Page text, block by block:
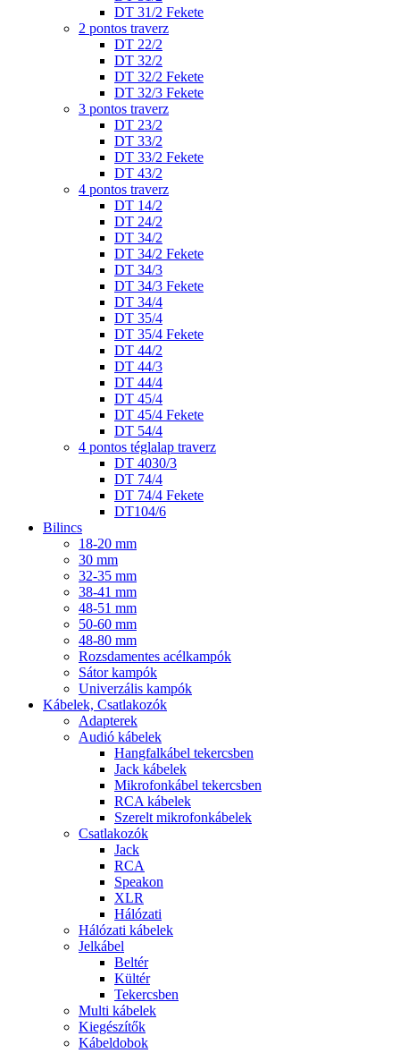
DT 31/2 Fekete
2 pontos traverz
DT 22/2
DT 32/2
DT 32/2 Fekete
DT 32/3 Fekete
3 pontos traverz
DT 23/2
DT 33/2
DT 33/2 Fekete
DT 43/2
4 pontos traverz
DT 14/2
DT 24/2
DT 34/2
DT 34/2 Fekete
DT 34/3
DT 34/3 Fekete
DT 34/4
DT 35/4
DT 35/4 Fekete
DT 44/2
DT 44/3
DT 44/4
DT 45/4
DT 45/4 Fekete
DT 54/4
4 pontos téglalap traverz
DT 4030/3
DT 74/4
DT 74/4 Fekete
DT104/6
Bilincs
18-20 mm
30 mm
32-35 mm
38-41 mm
48-51 mm
50-60 mm
48-80 mm
Rozsdamentes acélkampók
Sátor kampók
Univerzális kampók
Kábelek, Csatlakozók
Adapterek
Audió kábelek
Hangfalkábel tekercsben
Jack kábelek
Mikrofonkábel tekercsben
RCA kábelek
Szerelt mikrofonkábelek
Csatlakozók
Jack
RCA
Speakon
XLR
Hálózati
Hálózati kábelek
Jelkábel
Beltér
Kültér
Tekercsben
Multi kábelek
Kiegészítők
Kábeldobok